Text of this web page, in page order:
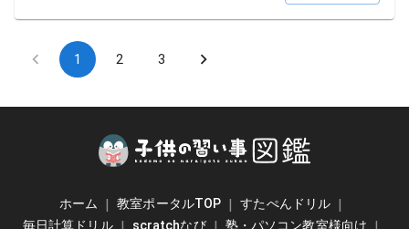
1 2 3
ホーム 教室ポータルTOP すたぺんドリル
毎日計算ドリル scratchなび 塾・パソコン教室様向け